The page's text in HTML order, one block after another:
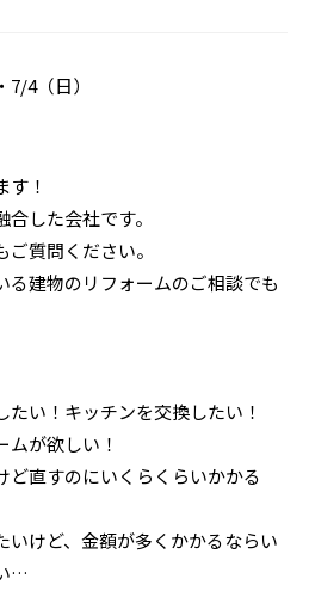
4（日）
す！
した会社です。
質問ください。
る建物のリフォームのご相談でも
い！キッチンを交換したい！
が欲しい！
直すのにいくらくらいかかる
けど、金額が多くかかるならい
…